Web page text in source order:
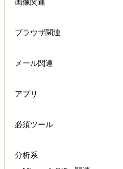
画像関連
ブラウザ関連
メール関連
アプリ
必須ツール
分析系